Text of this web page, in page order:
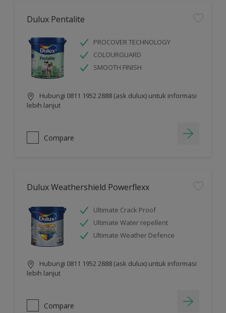
Dulux Pentalite
PROCOVER TECHNOLOGY
COLOURGUARD
SMOOTH FINISH
Hubungi 0811 1952 2888 (ask dulux) untuk informasi
lebih lanjut
Compare
Dulux Weathershield Powerflexx
Ultimate Crack Proof
Ultimate Water repellent
Ultimate Weather Defence
Hubungi 0811 1952 2888 (ask dulux) untuk informasi
lebih lanjut
Compare